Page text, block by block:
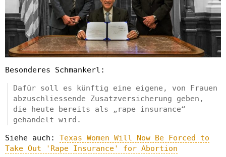
Besonderes Schmankerl:
Dafür soll es künftig eine eigene, von Frauen
abzuschliessende Zusatzversicherung geben,
die heute bereits als „rape insurance“
gehandelt wird.
Siehe auch: Texas Women Will Now Be Forced to
Take Out 'Rape Insurance' for Abortion